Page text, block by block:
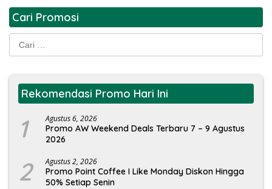
Cari Promosi
Cari
untuk:
Rekomendasi Promo Hari Ini
1 Agustus 6, 2026
Promo AW Weekend Deals Terbaru 7 – 9 Agustus
2026
2 Agustus 2, 2026
Promo Point Coffee I Like Monday Diskon Hingga
50% Setiap Senin